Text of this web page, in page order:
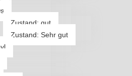
Zustand: gut
Zustand: Sehr gut